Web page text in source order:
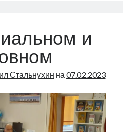
и
Стальнухин на 07.02.2023